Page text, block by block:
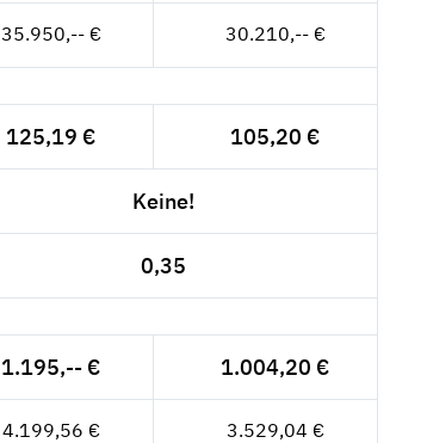
35.950,-- € 30.210,-- €
125,19 € 105,20 €
Keine!
0,35
1.195,-- € 1.004,20 €
4.199,56 € 3.529,04 €